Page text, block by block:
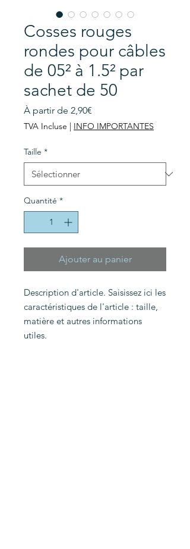
Cosses rouges
rondes pour câbles
de 05² à 1.5² par
sachet de 50
À partir de 2,90€
promotionnel
TVA Incluse | INFO IMPORTANTES
Taille *
Quantité *
Ajouter au panier
Description d'article. Saisissez ici les
caractéristiques de l'article : taille,
matière et autres informations
utiles.